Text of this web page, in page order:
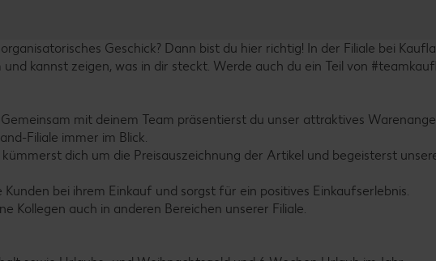
Geschick? Dann bist du hier richtig! In der Filiale bei
kannst zeigen, was in dir steckt. Werde auch du ein Teil von
mit deinem Team präsentierst du unser attraktives
Filiale immer im Blick.
dich um die Preisauszeichnung der Artikel und begeisterst
bei ihrem Einkauf und sorgst für ein positives Einkaufserlebnis.
Kollegen auch in anderen Bereichen unserer Filiale.